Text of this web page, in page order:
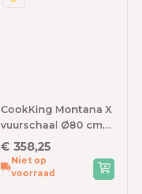
CookKing Montana X
vuurschaal Ø80 cm
met grillrooster Ø60
cm - zwart staal
€ 358,25
Niet op
voorraad